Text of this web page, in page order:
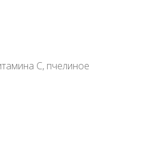
С, пчелиное